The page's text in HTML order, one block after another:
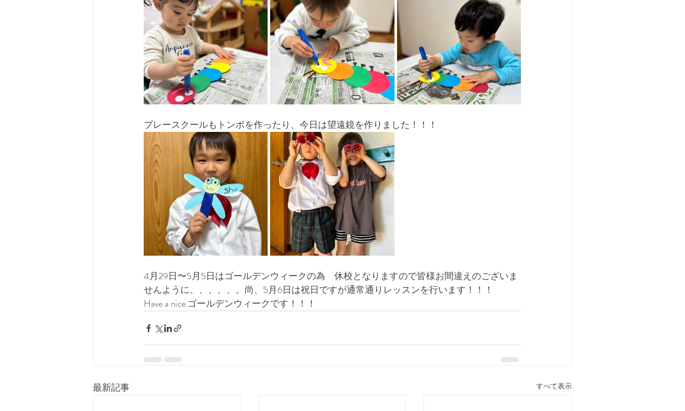
プレースクールもトンボを作ったり、今日は望遠鏡を作りました！！！
4月29日〜5月5日はゴールデンウィークの為　休校となりますので皆様お間違えのございま
せんように、、、、、。尚、5月6日は祝日ですが通常通りレッスンを行います！！！
Have a nice ゴールデンウィークです！！！
最新記事 すべて表示